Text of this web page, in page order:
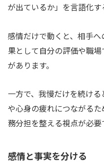
が出ているか」を言語化す
感情だけで動くと、相手
果として自分の評価や職
があります。
一方で、我慢だけを続け
や心身の疲れにつながる
務分担を整える視点が必要
感情と事実を分ける